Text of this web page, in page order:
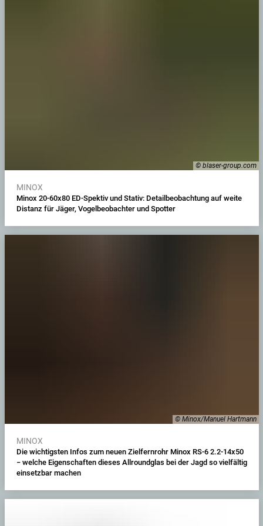
© blaser-group.com
MINOX
Minox 20-60x80 ED-Spektiv und Stativ: Detailbeobachtung auf weite
Distanz für Jäger, Vogelbeobachter und Spotter
© Minox/Manuel Hartmann
MINOX
Die wichtigsten Infos zum neuen Zielfernrohr Minox RS-6 2.2-14x50
− welche Eigenschaften dieses Allroundglas bei der Jagd so vielfältig
einsetzbar machen